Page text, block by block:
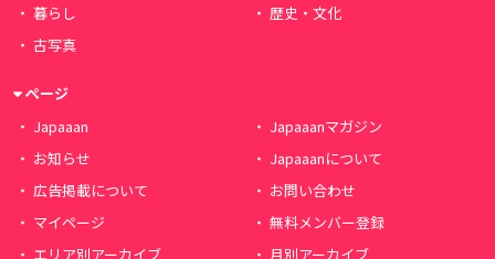
暮らし
歴史・文化
古写真
ページ
Japaaan
Japaaanマガジン
お知らせ
Japaaanについて
広告掲載について
お問い合わせ
マイページ
無料メンバー登録
エリア別アーカイブ
月別アーカイブ